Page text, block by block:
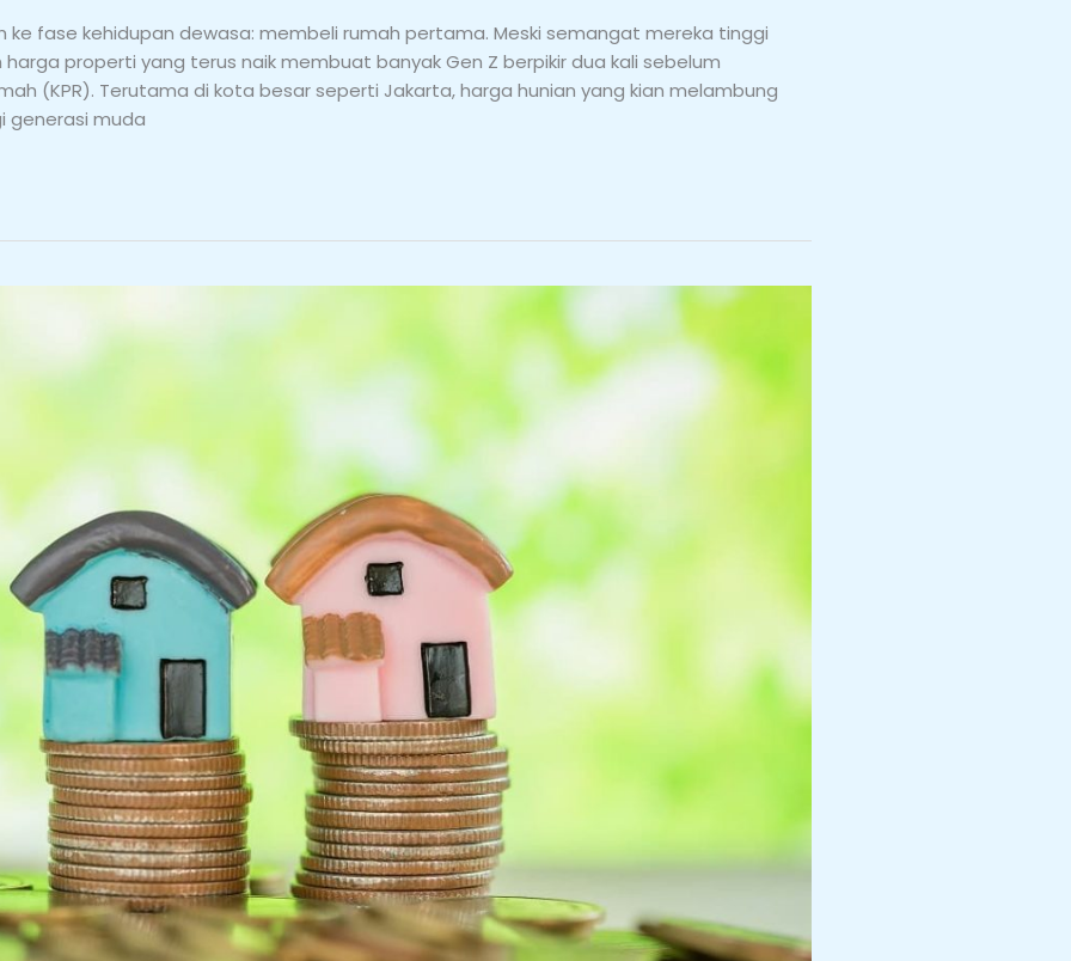
ke fase kehidupan dewasa: membeli rumah pertama. Meski semangat mereka tinggi
properti yang terus naik membuat banyak Gen Z berpikir dua kali sebelum
(KPR). Terutama di kota besar seperti Jakarta, harga hunian yang kian melambung
generasi muda